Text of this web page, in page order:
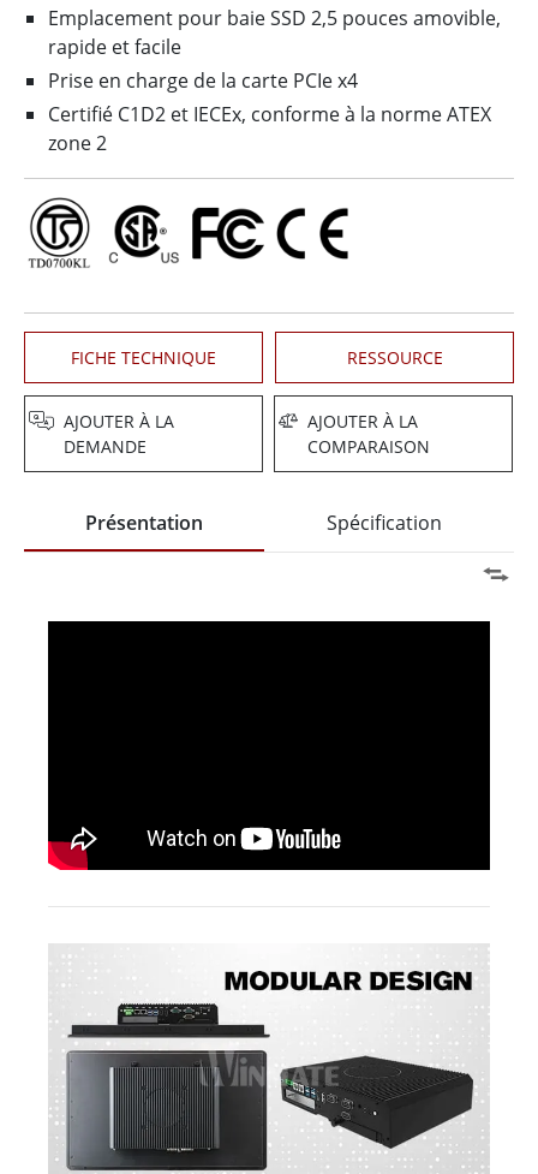
Emplacement pour baie SSD 2,5 pouces amovible,
rapide et facile
Prise en charge de la carte PCIe x4
Certifié C1D2 et IECEx, conforme à la norme ATEX
zone 2
FICHE TECHNIQUE RESSOURCE
AJOUTER À LA
DEMANDE
AJOUTER À LA
COMPARAISON
Présentation Spécification